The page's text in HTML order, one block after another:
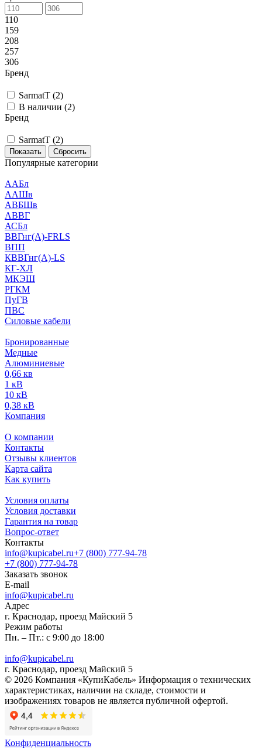
110
159
208
257
306
Бренд
SarmatT (2)
В наличии (2)
Бренд
SarmatT (2)
Сбросить
Популярные категории
ААБл
ААШв
АВБШв
АВВГ
АСБл
ВВГнг(А)-FRLS
ВПП
КВВГнг(А)-LS
КГ-ХЛ
МКЭШ
РГКМ
ПуГВ
ПВС
Силовые кабели
Бронированные
Медные
Алюминиевые
0,66 кв
1 кВ
10 кВ
0,38 кВ
Компания
О компании
Контакты
Отзывы клиентов
Карта сайта
Как купить
Условия оплаты
Условия доставки
Гарантия на товар
Вопрос-ответ
Контакты
info@kupicabel.ru+7 (800) 777-94-78
+7 (800) 777-94-78
Заказать звонок
E-mail
info@kupicabel.ru
Адрес
г. Краснодар, проезд Майский 5
Режим работы
Пн. – Пт.: с 9:00 до 18:00
info@kupicabel.ru
г. Краснодар, проезд Майский 5
© 2026 Компания «КупиКабель» Информация о технических
характеристиках, наличии на складе, стоимости и
изображениях товаров не является публичной офертой.
Конфиденциальность